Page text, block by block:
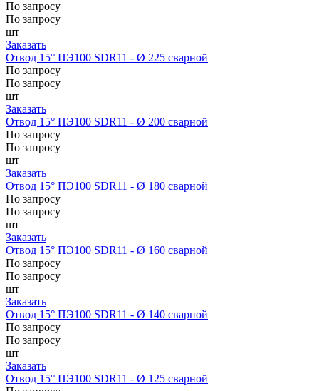
По запросу
По запросу
шт
Заказать
Отвод 15° ПЭ100 SDR11 - Ø 225 сварной
По запросу
По запросу
шт
Заказать
Отвод 15° ПЭ100 SDR11 - Ø 200 сварной
По запросу
По запросу
шт
Заказать
Отвод 15° ПЭ100 SDR11 - Ø 180 сварной
По запросу
По запросу
шт
Заказать
Отвод 15° ПЭ100 SDR11 - Ø 160 сварной
По запросу
По запросу
шт
Заказать
Отвод 15° ПЭ100 SDR11 - Ø 140 сварной
По запросу
По запросу
шт
Заказать
Отвод 15° ПЭ100 SDR11 - Ø 125 сварной